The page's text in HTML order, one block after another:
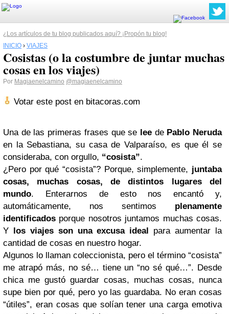
¿Los artículos de tu blog publicados aquí? ¡Propón tu blog!
INICIO › VIAJES
Cosistas (o la costumbre de juntar muchas
cosas en los viajes)
Por Magiaenelcamino @magiaenelcamino
Votar este post en bitacoras.com
Una de las primeras frases que se leede Pablo Neruda
en la Sebastiana, su casa de Valparaíso, es que él se
consideraba, con orgullo, “cosista”.
¿Pero por qué “cosista”? Porque, simplemente, juntaba
cosas, muchas cosas, de distintos lugares del
mundo. Enterarnos de esto nos encantó y,
automáticamente, nos sentimos plenamente
identificados porque nosotros juntamos muchas cosas.
Y los viajes son una excusa ideal para aumentar la
cantidad de cosas en nuestro hogar.
Algunos lo llaman coleccionista, pero el término “cosista”
me atrapó más, no sé… tiene un “no sé qué…”. Desde
chica me gustó guardar cosas, muchas cosas, nunca
supe bien por qué, pero yo las guardaba. No eran cosas
“útiles”, eran cosas que solían tener una carga emotiva